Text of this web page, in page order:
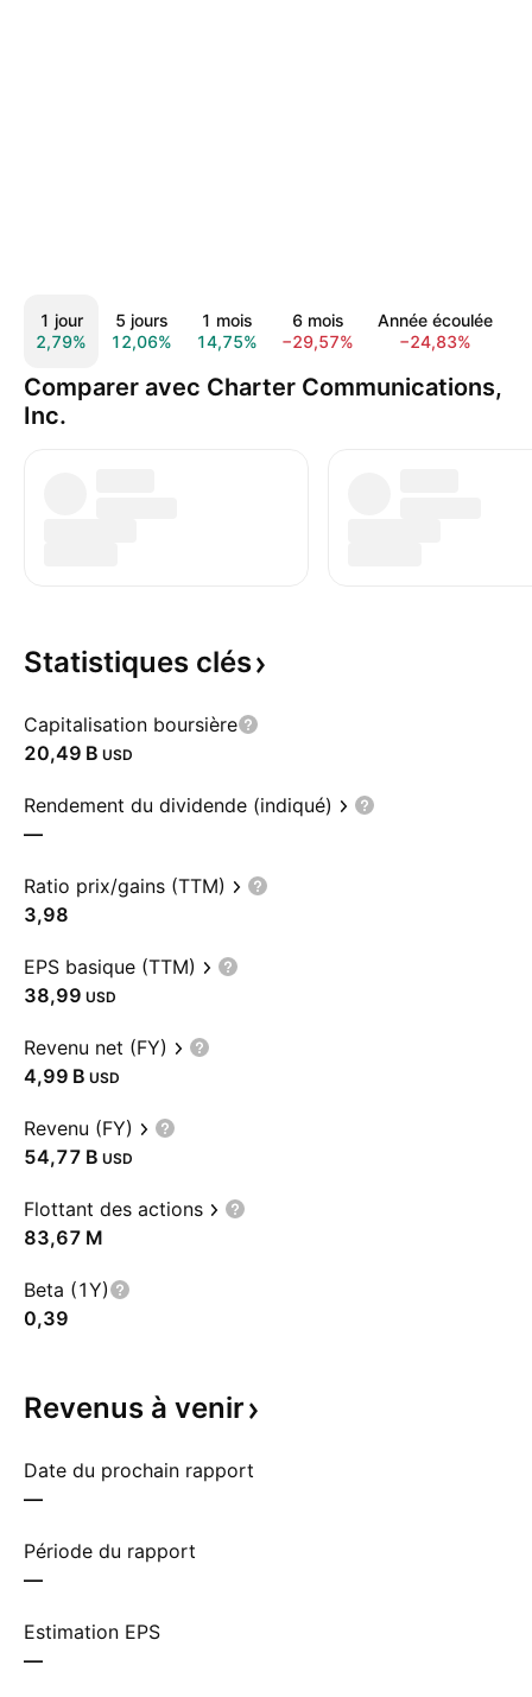
1 jour
2,79%
5 jours
12,06%
1 mois
14,75%
6 mois
−29,57%
Année écoulée
−24,83%
Comparer avec Charter Communications,
Inc.
Statistiques clés
Capitalisation boursière
‪20,49 B‬ USD
Rendement du dividende (indiqué)
—
Ratio prix/gains (TTM)
3,98
EPS basique (TTM)
38,99 USD
Revenu net (FY)
‪4,99 B‬ USD
Revenu (FY)
‪54,77 B‬ USD
Flottant des actions
‪83,67 M‬
Beta (1Y)
0,39
Revenus à venir
Date du prochain rapport
—
Période du rapport
—
Estimation EPS
—